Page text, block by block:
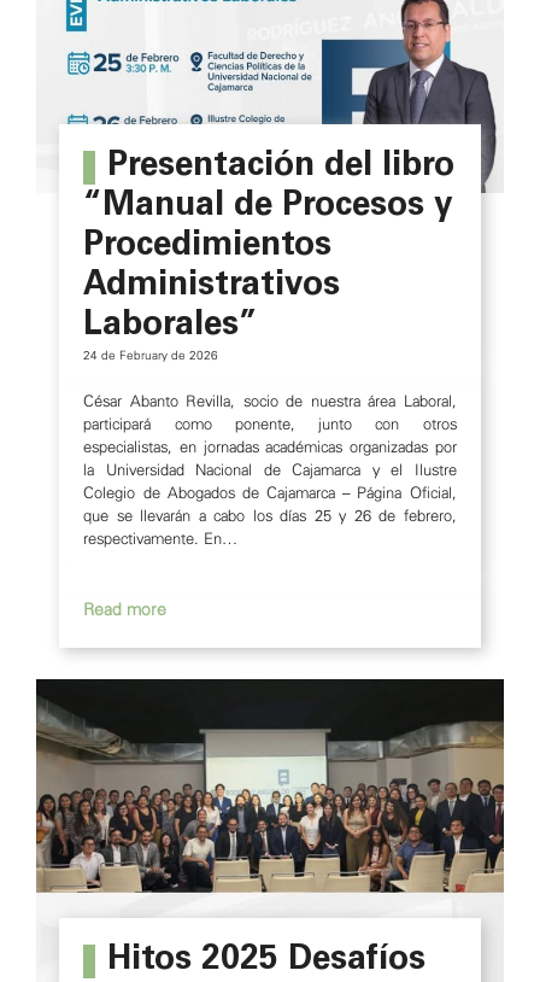
Presentación del libro
“Manual de Procesos y
Procedimientos
Administrativos
Laborales”
24 de February de 2026
César Abanto Revilla, socio de nuestra área Laboral,
participará como ponente, junto con otros
especialistas, en jornadas académicas organizadas por
la Universidad Nacional de Cajamarca y el Ilustre
Colegio de Abogados de Cajamarca – Página Oficial,
que se llevarán a cabo los días 25 y 26 de febrero,
respectivamente. En…
Hitos 2025 Desafíos